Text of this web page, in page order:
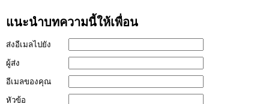
แนะนำบทความนี้ให้เพื่อน
ส่งอีเมลไปยัง
ผู้ส่ง
อีเมลของคุณ
หัวข้อ